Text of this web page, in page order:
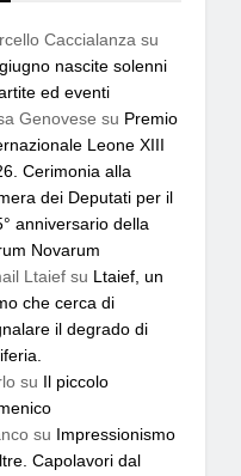
Caccialanza su
nascite solenni
ed eventi
Genovese su Premio
Leone XIII
Cerimonia alla
dei Deputati per il
anniversario della
Novarum
Ltaiefsu Ltaief, un
che cerca di
il degrado di
su Il piccolo
su Impressionismo
Capolavori dal